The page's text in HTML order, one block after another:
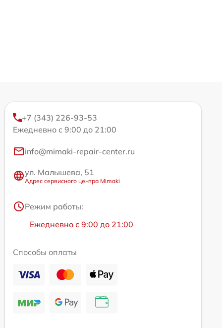
+7 (343) 226-93-53
Ежедневно с 9:00 до 21:00
info@mimaki-repair-center.ru
ул. Малышева, 51
Адрес сервисного центра Mimaki
Режим работы:
Ежедневно с 9:00 до 21:00
Способы оплаты